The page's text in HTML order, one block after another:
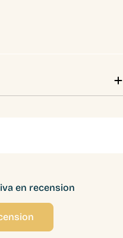
en recension